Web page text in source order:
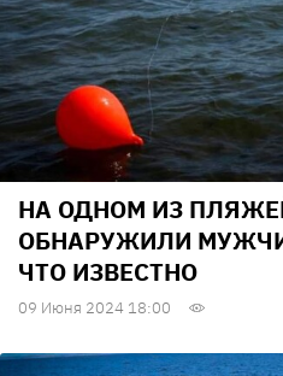
НА ОДНОМ ИЗ
ОБНАРУЖИЛИ
ЧТО ИЗВЕСТНО
09 Июня 2024 18:00